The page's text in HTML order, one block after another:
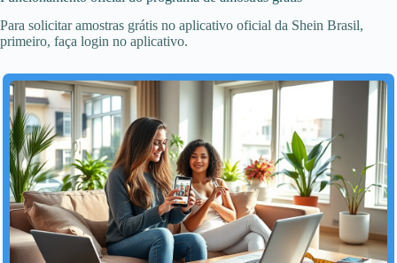
Para solicitar amostras grátis no aplicativo oficial da Shein Brasil,
primeiro, faça login no aplicativo.